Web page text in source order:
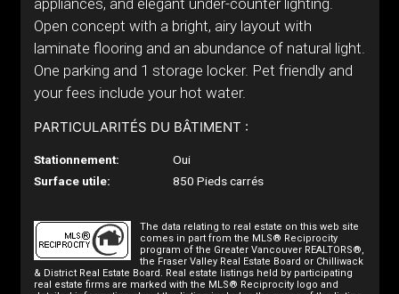
appliances, and elegant under-counter lighting.
Open concept with a bright, airy layout with
laminate flooring and an abundance of natural light.
One parking and 1 storage locker. Pet friendly and
your fees include your hot water.
PARTICULARITÉS DU BÂTIMENT :
Stationnement:
Oui
Surface utile:
850 Pieds carrés
The data relating to real estate on this web site
comes in part from the MLS® Reciprocity
program of the Greater Vancouver REALTORS®,
the Fraser Valley Real Estate Board or Chilliwack
& District Real Estate Board. Real estate listings held by participating
real estate firms are marked with the MLS® Reciprocity logo and